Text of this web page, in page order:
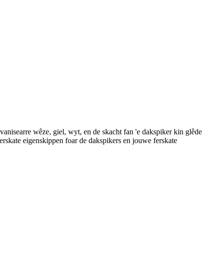
wêze, giel, wyt, en de skacht fan 'e dakspiker kin glêde
eigenskippen foar de dakspikers en jouwe ferskate